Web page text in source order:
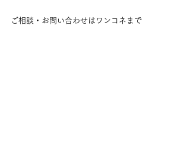
ご相談・お問い合わせはワンコネまで